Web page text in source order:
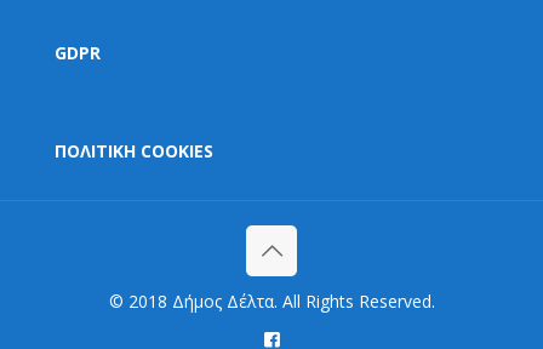
GDPR
ΠΟΛΙΤΙΚΗ COOKIES
© 2018 Δήμος Δέλτα. All Rights Reserved.